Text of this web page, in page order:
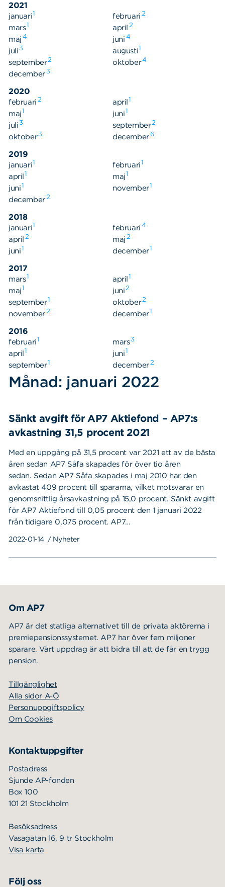
2021
januari1 februari 2
mars1 april 2
maj 4 juni 4
juli3 augusti1
september2 oktober4
december3
2020
februari 2 april1
maj1 juni1
juli3 september2
oktober3 december6
2019
januari1 februari1
april1 maj1
juni1 november1
december2
2018
januari1 februari 4
april 2 maj 2
juni1 december1
2017
mars1 april1
maj1 juni2
september1 oktober2
november2 december1
2016
februari1 mars3
april1 juni1
september1 december2
Månad: januari 2022
Sänkt avgift för AP7 Aktiefond – AP7:s
avkastning 31,5 procent 2021
Med en uppgång på 31,5 procent var 2021 ett av de bästa
åren sedan AP7 Såfa skapades för över tio åren
sedan. Sedan AP7 Såfa skapades i maj 2010 har den
avkastat 409 procent till spararna, vilket motsvarar en
genomsnittlig årsavkastning på 15,0 procent. Sänkt avgift
för AP7 Aktiefond till 0,05 procent den 1 januari 2022
från tidigare 0,075 procent. AP7…
2022-01-14 / Nyheter
Om AP7
AP7 är det statliga alternativet till de privata aktörerna i
premiepensionssystemet. AP7 har över fem miljoner
sparare. Vårt uppdrag är att bidra till att de får en trygg
pension.
Tillgänglighet
Alla sidor A-Ö
Personuppgiftspolicy
Om Cookies
Kontaktuppgifter
Postadress
Sjunde AP-fonden
Box 100
101 21 Stockholm
Besöksadress
Vasagatan 16, 9 tr Stockholm
Visa karta
Följ oss
Sök på sidan: